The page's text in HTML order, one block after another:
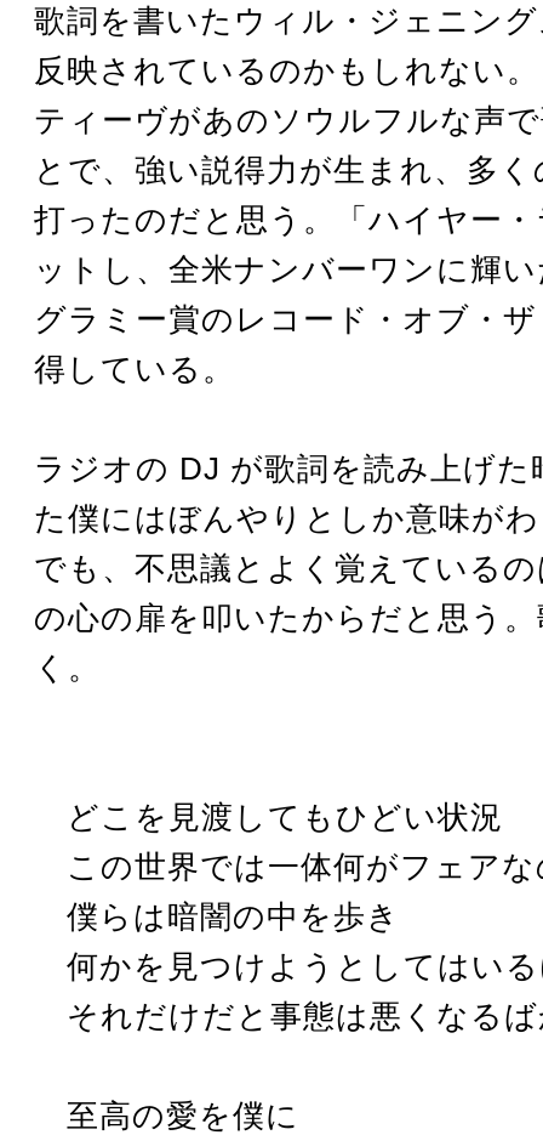
歌詞を書いたウィル・ジェニン
反映されているのかもしれない
ティーヴがあのソウルフルな声
とで、強い説得力が生まれ、多
打ったのだと思う。「ハイヤー
ットし、全米ナンバーワンに輝
グラミー賞のレコード・オブ・
得している。
ラジオの DJ が歌詞を読み上げた
た僕にはぼんやりとしか意味が
でも、不思議とよく覚えている
の心の扉を叩いたからだと思う
く。
どこを見渡してもひどい状況
この世界では一体何がフェアな
僕らは暗闇の中を歩き
何かを見つけようとしてはい
それだけだと事態は悪くなる
至高の愛を僕に